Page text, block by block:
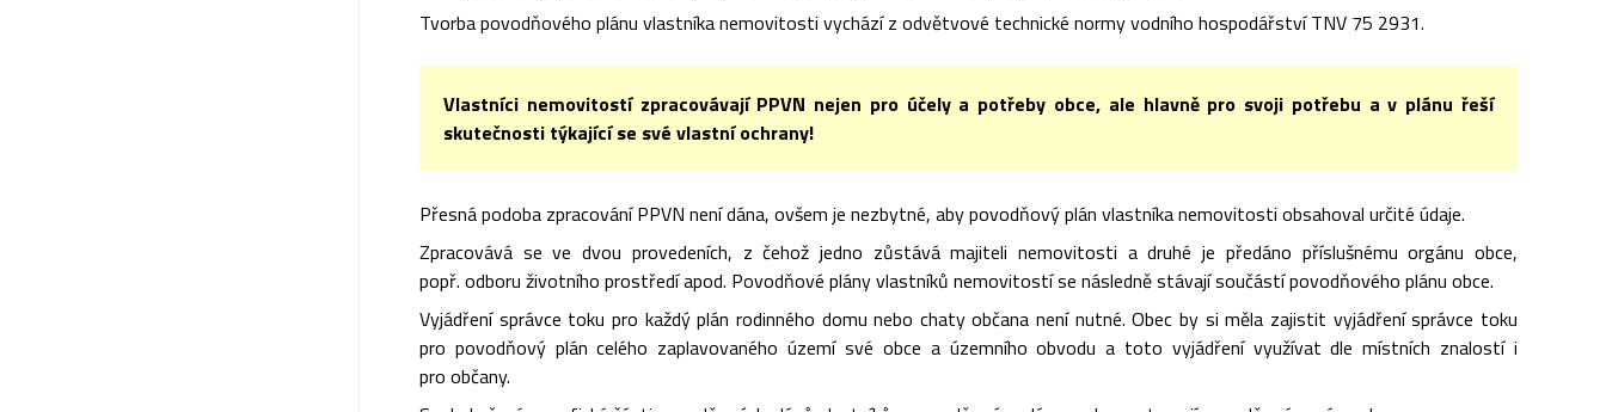
Tvorba povodňového plánu vlastníka nemovitosti vychází z odvětvové technické normy vodního hospodářství TNV 75 2931.
Vlastníci nemovitostí zpracovávají PPVN nejen pro účely a potřeby obce, ale hlavně pro svoji potřebu a v plánu řeší
skutečnosti týkající se své vlastní ochrany!
Přesná podoba zpracování PPVN není dána, ovšem je nezbytné, aby povodňový plán vlastníka nemovitosti obsahoval určité údaje.
Zpracovává se ve dvou provedeních, z čehož jedno zůstává majiteli nemovitosti a druhé je předáno příslušnému orgánu obce,
popř. odboru životního prostředí apod. Povodňové plány vlastníků nemovitostí se následně stávají součástí povodňového plánu obce.
Vyjádření správce toku pro každý plán rodinného domu nebo chaty občana není nutné. Obec by si měla zajistit vyjádření správce toku
pro povodňový plán celého zaplavovaného území své obce a územního obvodu a toto vyjádření využívat dle místních znalostí i
pro občany.